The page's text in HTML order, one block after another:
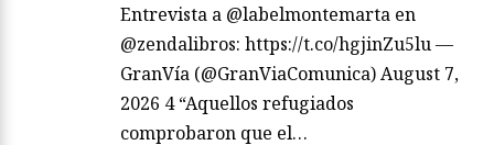
Entrevista a @labelmontemarta en
@zendalibros: https://t.co/hgjinZu5lu —
GranVía (@GranViaComunica) August 7,
2026 4 “Aquellos refugiados
comprobaron que el…